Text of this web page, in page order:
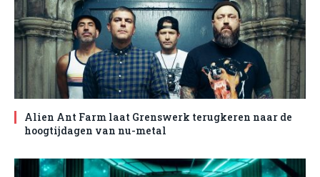
Alien Ant Farm laat Grenswerk terugkeren naar de
hoogtijdagen van nu-metal